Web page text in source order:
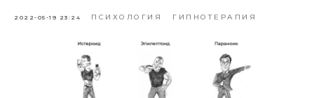
2022-05-19 23:24 ПСИХОЛОГИЯ ГИПНОТЕРАПИЯ